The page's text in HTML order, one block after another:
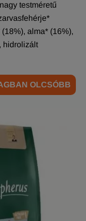
OLCSÓBB
testméretű
alma* (16%),
hidrolizált